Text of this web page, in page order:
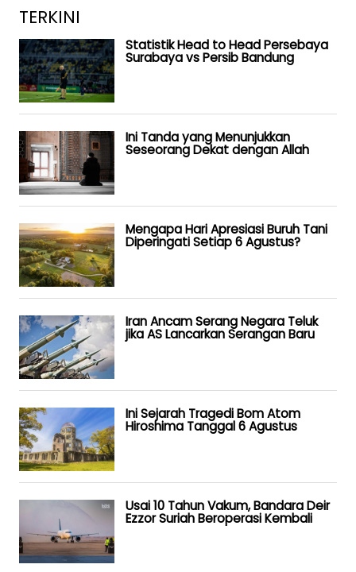
TERKINI
Statistik Head to Head Persebaya
Surabaya vs Persib Bandung
Ini Tanda yang Menunjukkan
Seseorang Dekat dengan Allah
Mengapa Hari Apresiasi Buruh Tani
Diperingati Setiap 6 Agustus?
Iran Ancam Serang Negara Teluk
jika AS Lancarkan Serangan Baru
Ini Sejarah Tragedi Bom Atom
Hiroshima Tanggal 6 Agustus
Usai 10 Tahun Vakum, Bandara Deir
Ezzor Suriah Beroperasi Kembali